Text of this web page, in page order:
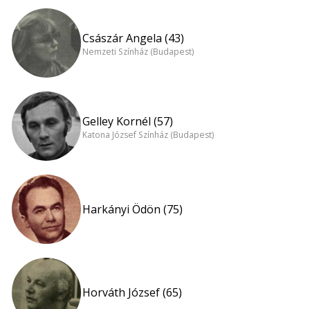
Császár Angela (43)
Nemzeti Színház (Budapest)
Gelley Kornél (57)
Katona József Színház (Budapest)
Harkányi Ödön (75)
Horváth József (65)